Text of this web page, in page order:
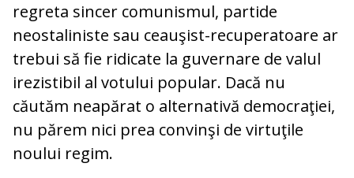
regreta sincer comunismul, partide
neostaliniste sau ceauşist-recuperatoare ar
trebui să fie ridicate la guvernare de valul
irezistibil al votului popular. Dacă nu
căutăm neapărat o alternativă democraţiei,
nu părem nici prea convinşi de virtuţile
noului regim.